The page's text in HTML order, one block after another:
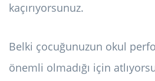
kaçırıyorsunuz.
Belki çocuğunuzun okul
önemli olmadığı için